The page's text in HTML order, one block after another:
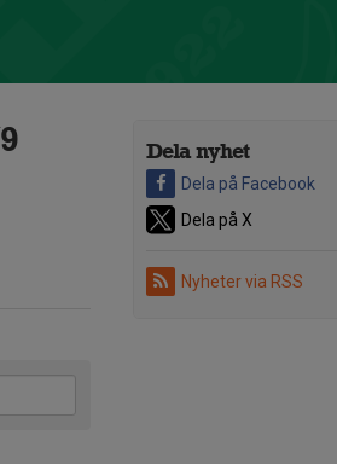
Dela nyhet
Dela på Facebook
Dela på X
Nyheter via RSS